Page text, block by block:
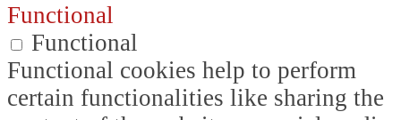
Functional
Functional
Functional cookies help to perform
certain functionalities like sharing the